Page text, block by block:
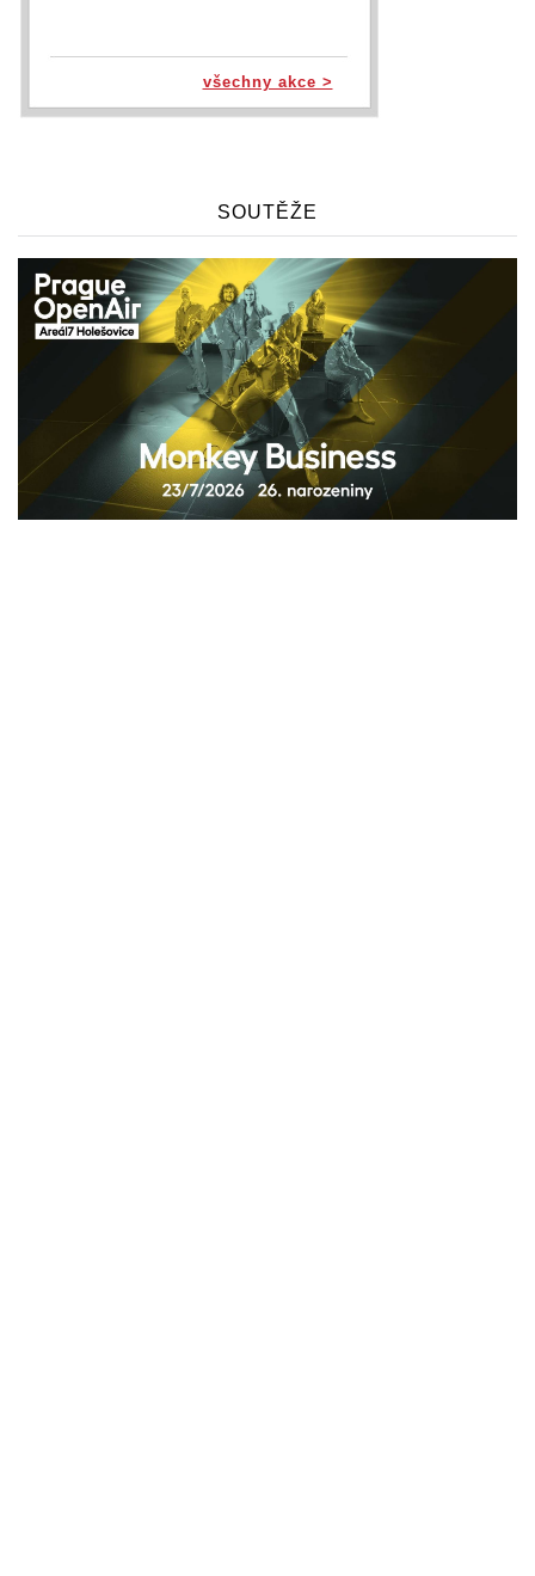
všechny akce >
SOUTĚŽE